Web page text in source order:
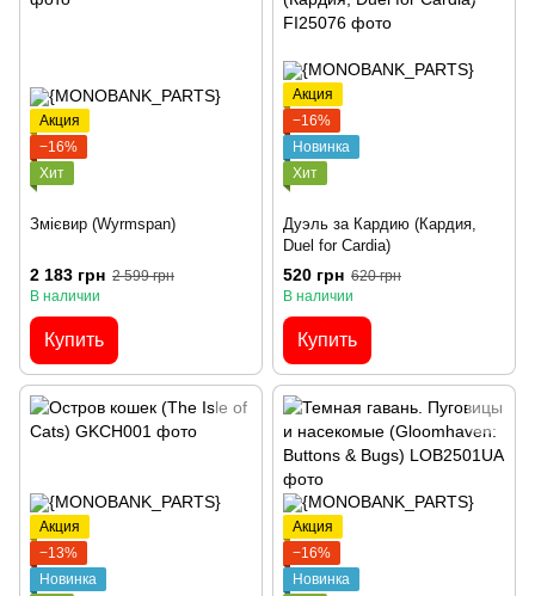
Акция
−16%
Хит
Змієвир (Wyrmspan)
2 183 грн 2 599 грн
В наличии
Купить
Акция
−16%
Новинка
Хит
Дуэль за Кардию (Кардия,
Duel for Cardia)
520 грн 620 грн
В наличии
Купить
Акция
−13%
Новинка
Акция
−16%
Новинка